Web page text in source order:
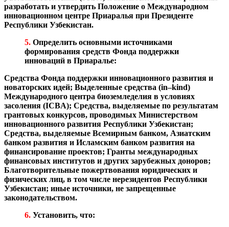
разработать и утвердить Положение о Международном
инновационном центре Приаралья при Президенте
Республики Узбекистан.
5. Определить основными источниками
формирования средств Фонда поддержки
инноваций в Приаралье:
Средства Фонда поддержки инновационного развития и
новаторских идей; Выделенные средства (in–kind)
Международного центра биоземледелия в условиях
засоления (ICBA); Средства, выделяемые по результатам
грантовых конкурсов, проводимых Министерством
инновационного развития Республики Узбекистан;
Средства, выделяемые Всемирным банком, Азиатским
банком развития и Исламским банком развития на
финансирование проектов; Гранты международных
финансовых институтов и других зарубежных доноров;
Благотворительные пожертвования юридических и
физических лиц, в том числе нерезидентов Республики
Узбекистан; иные источники, не запрещенные
законодательством.
6. Установить, что: